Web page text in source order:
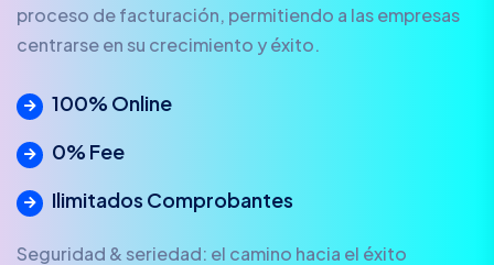
proceso de facturación, permitiendo a las empresas
centrarse en su crecimiento y éxito.
100% Online
0% Fee
Ilimitados Comprobantes
Seguridad & seriedad: el camino hacia el éxito